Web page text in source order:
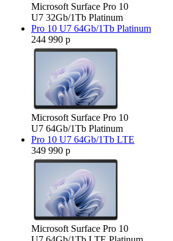
Microsoft Surface Pro 10
U7 32Gb/1Tb Platinum
Pro 10 U7 64Gb/1Tb Platinum
244 990 р
Microsoft Surface Pro 10
U7 64Gb/1Tb Platinum
Pro 10 U7 64Gb/1Tb LTE
349 990 р
Microsoft Surface Pro 10